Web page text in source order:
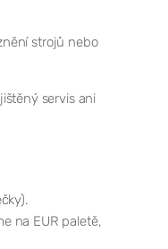
strojů nebo
servis ani
na EUR paletě,